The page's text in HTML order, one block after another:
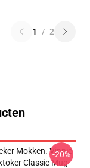
1 / 2
Mokken. Vinnie
Classic Mug
-20%